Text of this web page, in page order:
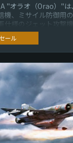
"オラオ（Orao）"は
機、ミサイル防御用
仕様のジェット攻撃
セール